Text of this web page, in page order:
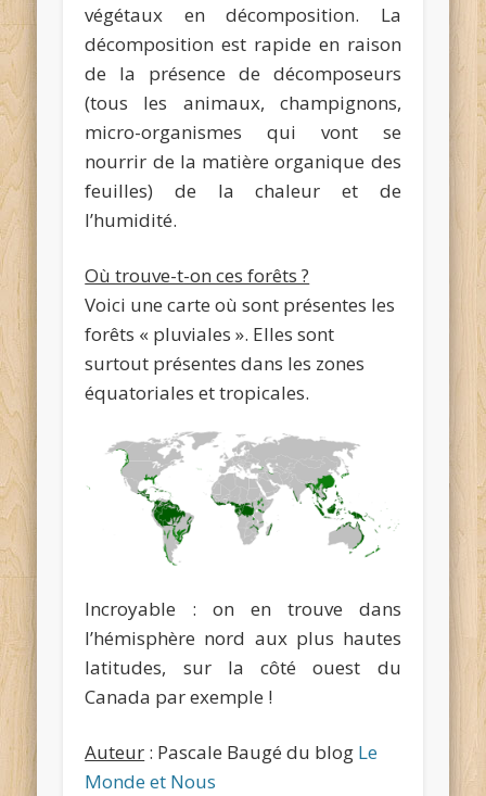
végétaux en décomposition. La
décomposition est rapide en raison
de la présence de décomposeurs
(tous les animaux, champignons,
micro-organismes qui vont se
nourrir de la matière organique des
feuilles) de la chaleur et de
l’humidité.
Où trouve-t-on ces forêts ?
Voici une carte où sont présentes les
forêts « pluviales ». Elles sont
surtout présentes dans les zones
équatoriales et tropicales.
Incroyable : on en trouve dans
l’hémisphère nord aux plus hautes
latitudes, sur la côté ouest du
Canada par exemple !
Auteur : Pascale Baugé du blog Le
Monde et Nous